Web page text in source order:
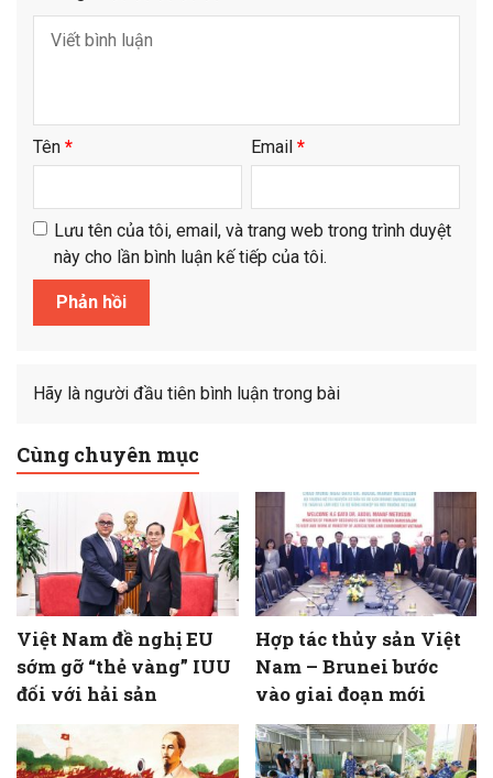
Tên * Email *
Lưu tên của tôi, email, và trang web trong trình duyệt
này cho lần bình luận kế tiếp của tôi.
Hãy là người đầu tiên bình luận trong bài
Cùng chuyên mục
Việt Nam đề nghị EU
sớm gỡ “thẻ vàng” IUU
đối với hải sản
Hợp tác thủy sản Việt
Nam – Brunei bước
vào giai đoạn mới